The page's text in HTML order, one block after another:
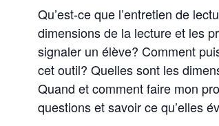
Qu’est-ce que l’entretien de
dimensions de la lecture et les
signaler un élève? Comment
cet outil? Quelles sont les
Quand et comment faire mon
questions et savoir ce qu’elles